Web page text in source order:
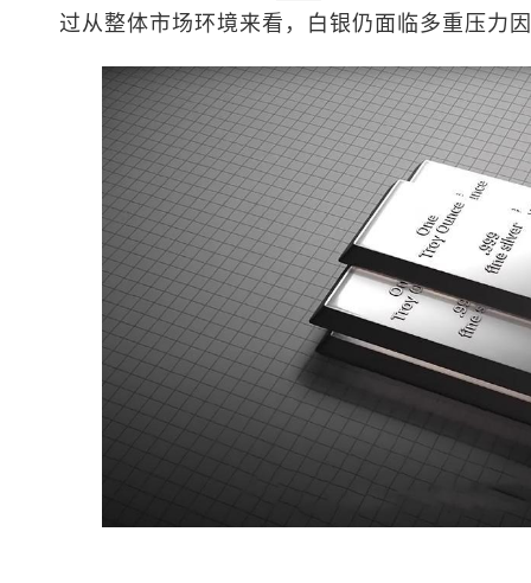
过从整体市场环境来看，白银仍面临多重压力